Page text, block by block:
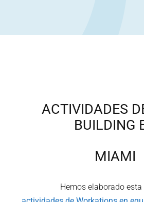
ACTIVIDADES
BUILDING
MIAMI
Hemos elaborado